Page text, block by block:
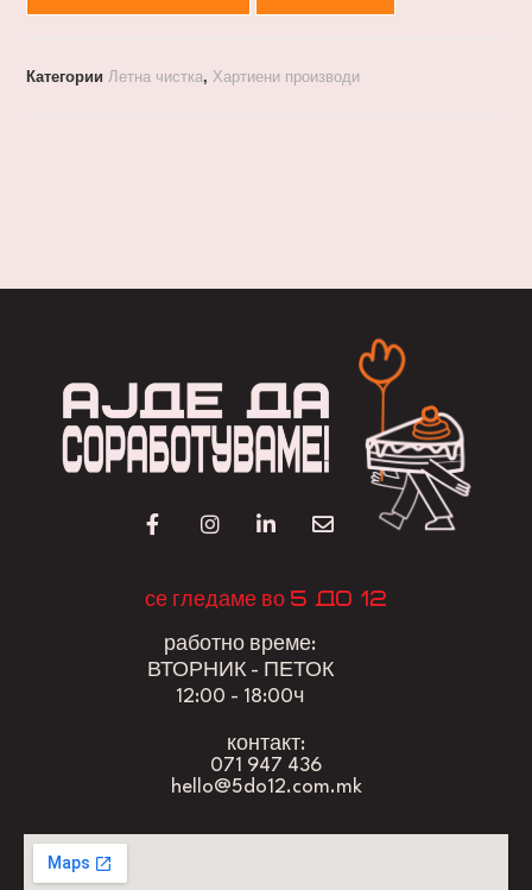
Категории Летна чистка, Хартиени производи
се гледаме во 5 до 12
работно време:
ВТОРНИК - ПЕТОК
12:00 - 18:00ч
контакт:
071 947 436
hello@5do12.com.mk